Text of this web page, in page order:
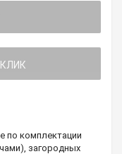
по комплектации
загородных